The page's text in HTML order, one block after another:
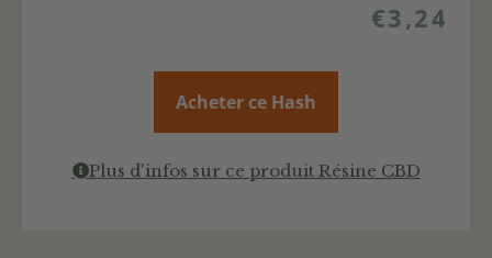
€3,24
Acheter ce Hash
Plus d'infos sur ce produit Résine CBD